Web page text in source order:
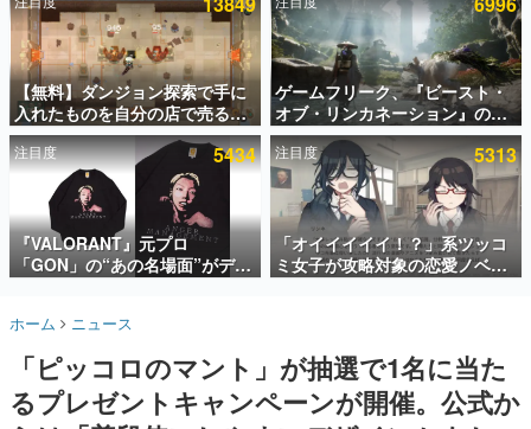
ゲームの企画書
名作ゲームクリエイターの方々に製作時のエピソードをお
聞きし、ヒットする企画（ゲーム）とは何か？を探ってい
きます。
赫本
この物語を解いてはいけない。『赫本』は、〈試験問題〉
の形をした短編ホラー小説集です。
新世代に訊く
これからのデジタルゲーム市場を担う若きクリエイター達
の姿を追い、彼らのルーツと情熱を探っていきます。
ゲームに多大な影響を受けた作家さんに取材し、ゲームが
日本のコンテンツ産業やカルチャーに与えた影響を探る企
画です。
日本モバイルゲーム産業史
【無料】ダンジョン探索で手に
入れたものを自分の店で売るゲ
ーム『Moonlighter』がSteam
にて無料配布中！続編
『Moonlighter 2』の9月2日正
式リリースを記念したキャンペ
ーン
ゲームフリーク、『ビースト・
オブ・リンカネーション』の継
続的なアプデ方針を表明。ユー
ザーからの意見を真摯に受け止
めて対応へ。修正パッチは約1週
間以内に配信される予定
注目度 5434
『VALORANT』元プロ
「GON」の“あの名場面”がデザ
インされた新作グッズが本日8月
ツやコインケース、アクキーな
に発売したグッズの再販も
注目度 5313
「オイイイイイ！？」系ツッコ
ミ女子が攻略対象の恋愛ノベル
ゲーム『美術部カノジョ』
や、萌え声不思議ちゃん女子と
青春を謳歌
ホーム ニュース
「ピッコロのマント」が抽選で1名に当た
るプレゼントキャンペーンが開催。公式か